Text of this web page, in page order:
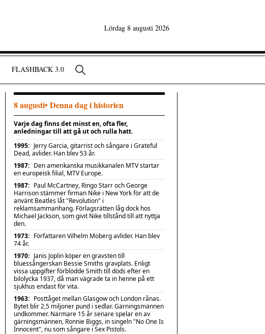
Lördag 8 augusti 2026
FLASHBACK 3.0
8 augusti• Denna dag i historien
Varje dag finns det minst en, ofta fler,
anledningar till att gå ut och rulla hatt.
1995: Jerry Garcia, gitarrist och sångare i Grateful
Dead, avlider. Han blev 53 år.
1987: Den amerikanska musikkanalen MTV startar
en europeisk filial, MTV Europe.
1987: Paul McCartney, Ringo Starr och George
Harrison stämmer firman Nike i New York för att de
använt Beatles låt "Revolution" i
reklamsammanhang. Förlagsrätten låg dock hos
Michael Jackson, som givit Nike tillstånd till att nyttja
den.
1973: Författaren Vilhelm Moberg avlider. Han blev
74 år.
1970: Janis Joplin köper en gravsten till
bluessångerskan Bessie Smiths gravplats. Enligt
vissa uppgifter förblödde Smith till döds efter en
bilolycka 1937, då man vägrade ta in henne på ett
sjukhus endast för vita.
1963: Posttåget mellan Glasgow och London rånas.
Bytet blir 2,5 miljoner pund i sedlar. Gärningsmännen
undkommer. Närmare 15 år senare spelar en av
gärningsmännen, Ronnie Biggs, in singeln "No One Is
Innocent", nu som sångare i Sex Pistols.